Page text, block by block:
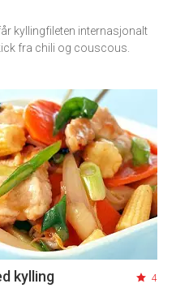
kyllingfileten internasjonalt
fra chili og couscous.
kylling 4